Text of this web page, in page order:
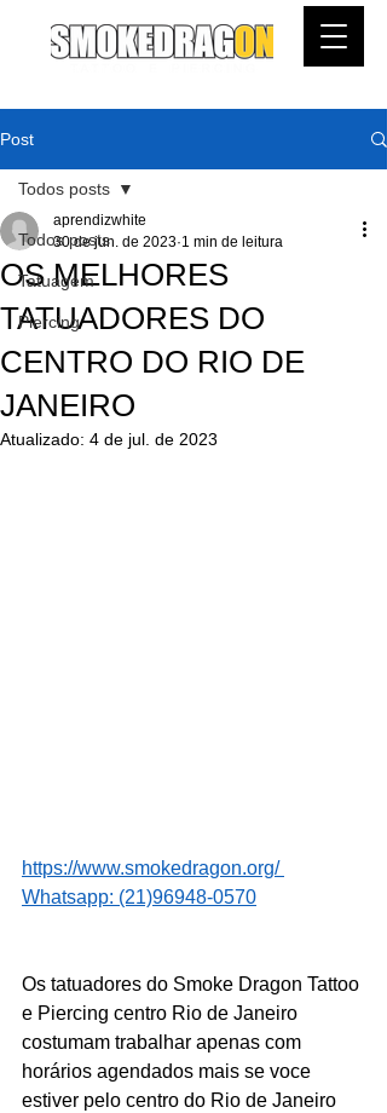
Post
Todos posts
Tatuagem
Piercing
Todos posts
OS MELHORES
TATUADORES DO
CENTRO DO RIO DE
JANEIRO
aprendizwhite
30 de jun. de 2023 1 min de leitura
Atualizado: 4 de jul. de 2023
https://www.smokedragon.org/
Whatsapp: (21)96948-0570
Os tatuadores do Smoke Dragon Tattoo
e Piercing centro Rio de Janeiro
costumam trabalhar apenas com
horários agendados mais se voce
estiver pelo centro do Rio de Janeiro